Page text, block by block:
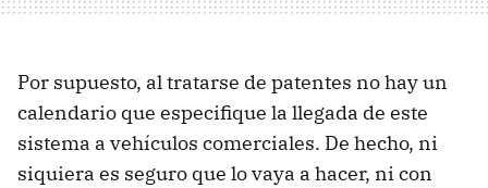
Por supuesto, al tratarse de patentes no hay un
calendario que especifique la llegada de este
sistema a vehículos comerciales. De hecho, ni
siquiera es seguro que lo vaya a hacer, ni con